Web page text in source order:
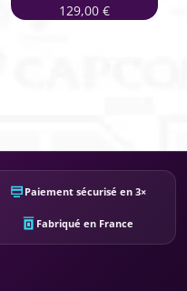
129,00 €
Paiement sécurisé en 3×
Fabriqué en France